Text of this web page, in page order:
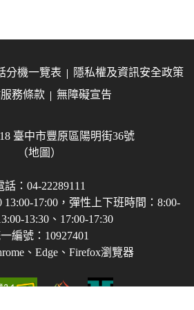
分機一覽表
隱私權及資訊安全政策
務條款
無障礙宣告
臺中市豐原區陽明街36號
（地圖）
話：04-22289111
13:00-17:00，彈性上下班時間：8:00-
13:30、17:00-17:30
編號：10927401
、Edge、Firefox瀏覽器